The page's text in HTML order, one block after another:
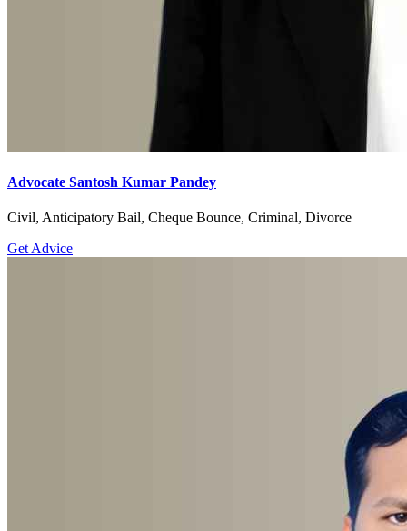
Advocate Santosh Kumar Pandey
Civil, Anticipatory Bail, Cheque Bounce, Criminal, Divorce
Get Advice